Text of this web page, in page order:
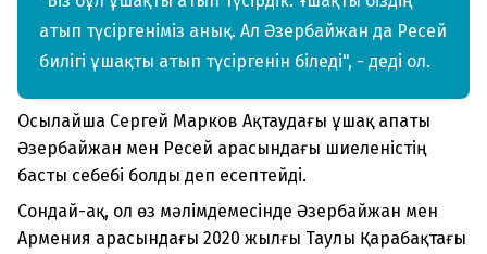
атып түсіргеніміз анық. Ал Әзербайжан да Ресей
билігі ұшақты атып түсіргенін біледі", - деді ол.
Осылайша Сергей Марков Ақтаудағы ұшақ апаты
Әзербайжан мен Ресей арасындағы шиеленістің
басты себебі болды деп есептейді.
Сондай-ақ, ол өз мәлімдемесінде Әзербайжан мен
Армения арасындағы 2020 жылғы Таулы Қарабақтағы